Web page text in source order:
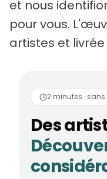
et nous
pour vous.
artistes et livrée
Des
2 minutes ·
Des